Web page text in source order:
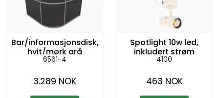
Bar/informasjonsdisk,
hvit/mørk grå
h:104cm l:2,5m
6561-4
3.289 NOK
Spotlight 10w led,
inkludert strøm
4100
463 NOK